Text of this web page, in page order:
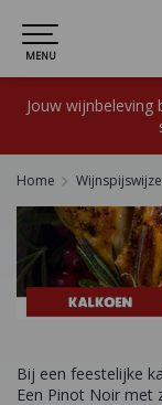
MENU
Jouw
Home
Bij een feestelijke
Een Pinot Noir met